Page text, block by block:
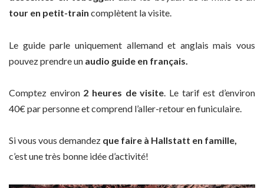
tour en petit-train complètent la visite.
Le guide parle uniquement allemand et anglais mais vous
pouvez prendre un audio guide en français.
Comptez environ 2 heures de visite. Le tarif est d’environ
40€ par personne et comprend l’aller-retour en funiculaire.
Si vous vous demandez que faire à Hallstatt en famille,
c’est une très bonne idée d’activité!